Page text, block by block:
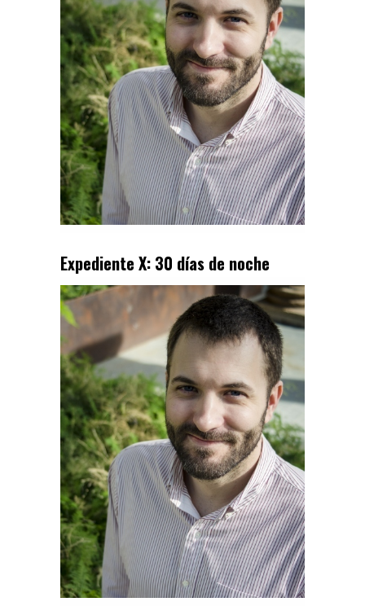
Expediente X: 30 días de noche